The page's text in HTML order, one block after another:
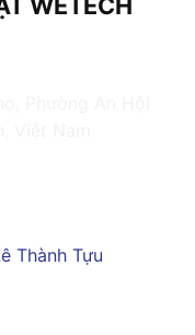
WETECH
Thành Tựu